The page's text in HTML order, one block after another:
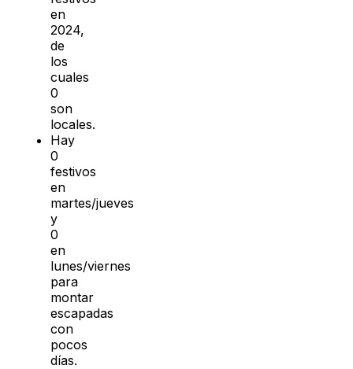
en
2024,
de
los
cuales
0
son
locales.
Hay
0
festivos
en
martes/jueves
y
0
en
lunes/viernes
para
montar
escapadas
con
pocos
días.